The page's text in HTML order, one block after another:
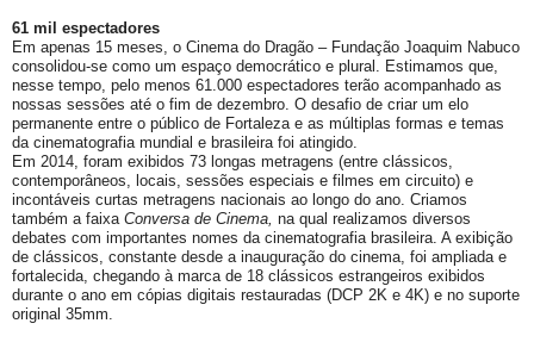
61 mil espectadores
Em apenas 15 meses, o Cinema do Dragão – Fundação Joaquim Nabuco
consolidou-se como um espaço democrático e plural. Estimamos que,
nesse tempo, pelo menos 61.000 espectadores terão acompanhado as
nossas sessões até o fim de dezembro. O desafio de criar um elo
permanente entre o público de Fortaleza e as múltiplas formas e temas
da cinematografia mundial e brasileira foi atingido.
Em 2014, foram exibidos 73 longas metragens (entre clássicos,
contemporâneos, locais, sessões especiais e filmes em circuito) e
incontáveis curtas metragens nacionais ao longo do ano. Criamos
também a faixa Conversa de Cinema, na qual realizamos diversos
debates com importantes nomes da cinematografia brasileira. A exibição
de clássicos, constante desde a inauguração do cinema, foi ampliada e
fortalecida, chegando à marca de 18 clássicos estrangeiros exibidos
durante o ano em cópias digitais restauradas (DCP 2K e 4K) e no suporte
original 35mm.